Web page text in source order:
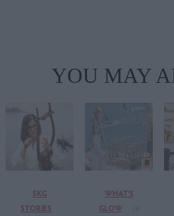
YOU MAY
SKG
STORIES
WHAT'S
GLOW